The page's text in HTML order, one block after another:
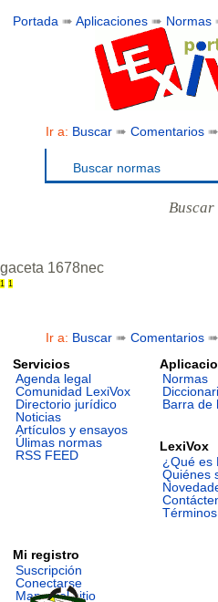
Portada ➠Aplicaciones ➠ Normas
Ir a: Buscar➠ Comentarios➠
Buscar normas
gaceta 1678nec
1 1
Ir a: Buscar➠ Comentarios➠
Servicios
Agenda legal
Comunidad LexiVox
Directorio jurídico
Noticias
Artículos y ensayos
Úlimas normas
RSS FEED
Normas
Barra de
LexiVox
¿Qué es
Quiénes
Mi registro
Suscripción
Conectarse
Mapa del sitio